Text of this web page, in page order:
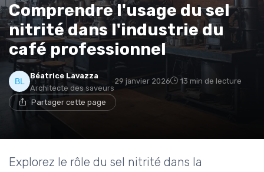
Comprendre l'usage du sel
nitrité dans l'industrie du
café professionnel
Béatrice Lavazza
Architecte des saveurs
29 janvier 2026 13 min de lecture
Partager cette page
Explorez le rôle du sel nitrité dans la